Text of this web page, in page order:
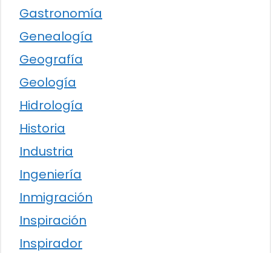
Gastronomía
Genealogía
Geografía
Geología
Hidrología
Historia
Industria
Ingeniería
Inmigración
Inspiración
Inspirador